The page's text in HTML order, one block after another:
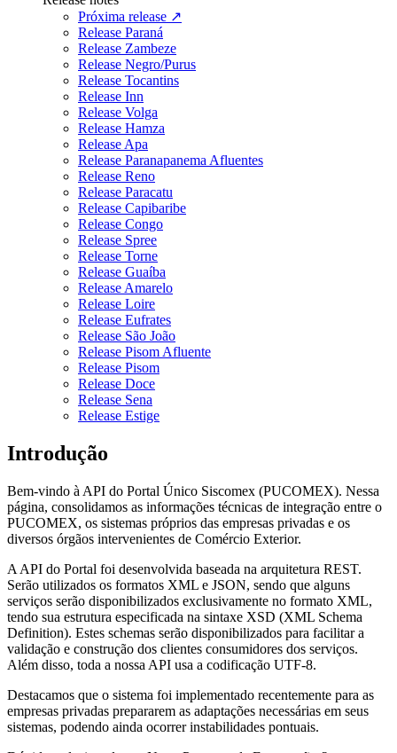
Próxima release ↗
Release Paraná
Release Zambeze
Release Negro/Purus
Release Tocantins
Release Inn
Release Volga
Release Hamza
Release Apa
Release Paranapanema Afluentes
Release Reno
Release Paracatu
Release Capibaribe
Release Congo
Release Spree
Release Torne
Release Guaíba
Release Amarelo
Release Loire
Release Eufrates
Release São João
Release Pisom Afluente
Release Pisom
Release Doce
Release Sena
Release Estige
Introdução
Bem-vindo à API do Portal Único Siscomex (PUCOMEX). Nessa
página, consolidamos as informações técnicas de integração entre o
PUCOMEX, os sistemas próprios das empresas privadas e os
diversos órgãos intervenientes de Comércio Exterior.
A API do Portal foi desenvolvida baseada na arquitetura REST.
Serão utilizados os formatos XML e JSON, sendo que alguns
serviços serão disponibilizados exclusivamente no formato XML,
tendo sua estrutura especificada na sintaxe XSD (XML Schema
Definition). Estes schemas serão disponibilizados para facilitar a
validação e construção dos clientes consumidores dos serviços.
Além disso, toda a nossa API usa a codificação UTF-8.
Destacamos que o sistema foi implementado recentemente para as
empresas privadas prepararem as adaptações necessárias em seus
sistemas, podendo ainda ocorrer instabilidades pontuais.